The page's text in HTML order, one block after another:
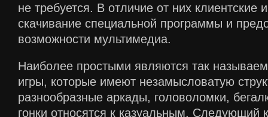
не требуется. В отличие от них клиентские
скачивание специальной программы и
возможности мультимедиа.
Наиболее простыми являются так
игры, которые имеют незамысловатую
разнообразные аркады, головоломки,
гонки относятся к казуальным. Следующий